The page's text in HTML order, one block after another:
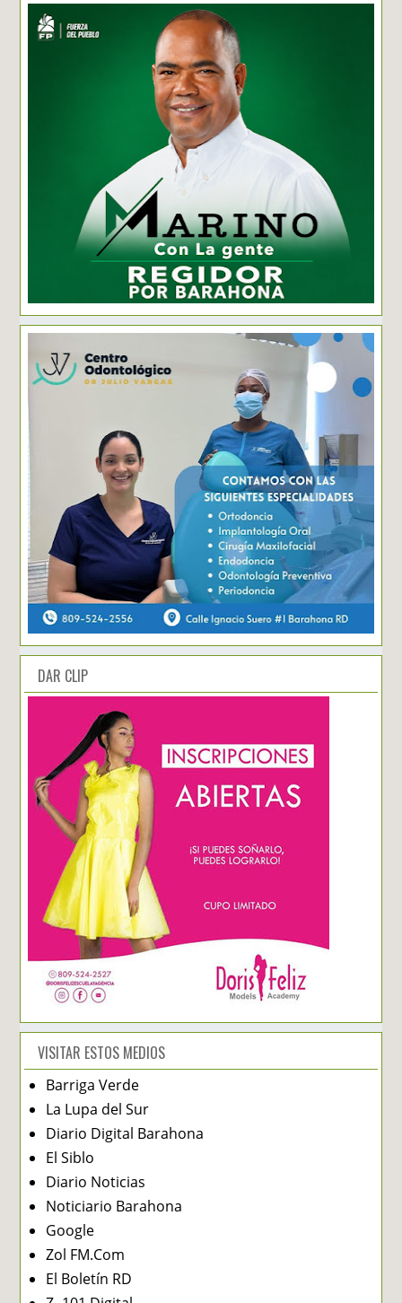
DAR CLIP
VISITAR ESTOS MEDIOS
Barriga Verde
La Lupa del Sur
Diario Digital Barahona
El Siblo
Diario Noticias
Noticiario Barahona
Google
Zol FM.Com
El Boletín RD